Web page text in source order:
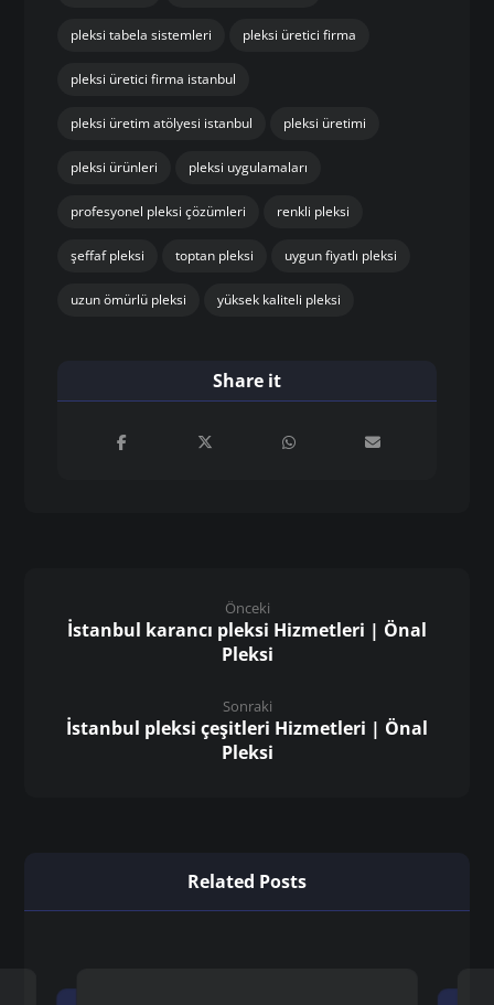
pleksi tabela sistemleri pleksi üretici firma
pleksi üretici firma istanbul
pleksi üretim atölyesi istanbul pleksi üretimi
pleksi ürünleri pleksi uygulamaları
profesyonel pleksi çözümleri renkli pleksi
şeffaf pleksi toptan pleksi uygun fiyatlı pleksi
uzun ömürlü pleksi yüksek kaliteli pleksi
Önceki
İstanbul karancı pleksi Hizmetleri | Önal
Pleksi
Sonraki
İstanbul pleksi çeşitleri Hizmetleri | Önal
Pleksi
Related Posts